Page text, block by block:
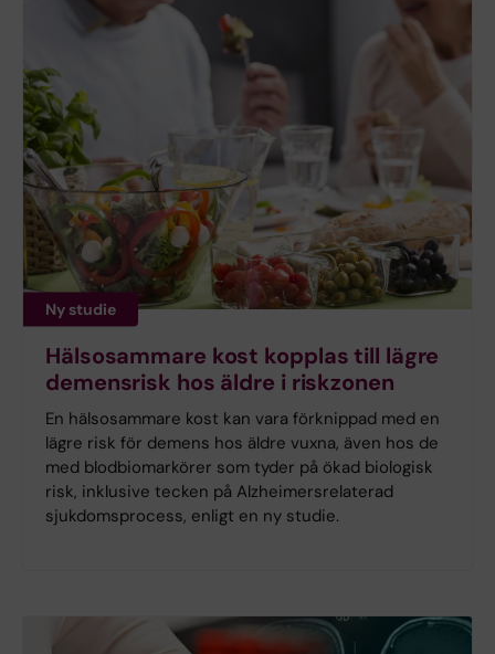
Ny studie
Hälsosammare kost kopplas till lägre
demensrisk hos äldre i riskzonen
En hälsosammare kost kan vara förknippad med en
lägre risk för demens hos äldre vuxna, även hos de
med blodbiomarkörer som tyder på ökad biologisk
risk, inklusive tecken på Alzheimersrelaterad
sjukdomsprocess, enligt en ny studie.